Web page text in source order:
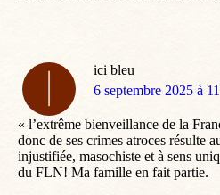
ici bleu
dit
6 septembre 2025 à
« l’extrême bienveillance de la
donc de ses crimes atroces résulte
injustifiée, masochiste et à sens
du FLN! Ma famille en fait partie.